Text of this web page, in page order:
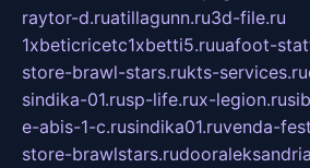
raytor-d.ruatillagunn.ru3d-file.ru
1xbeticricetc1xbetti5.ruuafoot-
store-brawl-stars.rukts-services.ru
sindika-01.rusp-life.rux-legion.ru
e-abis-1-c.rusindika01.ruvenda-
store-brawlstars.ru